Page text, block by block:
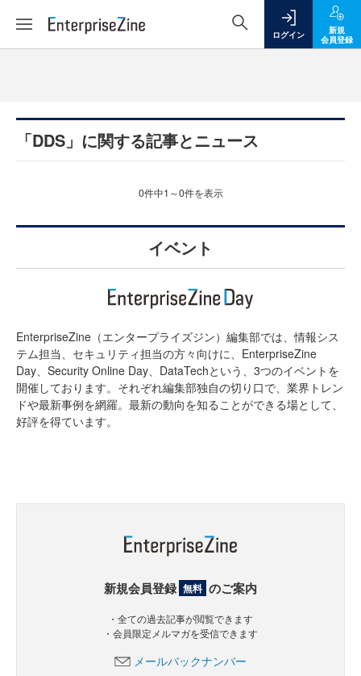
ログイン
新規
会員登録
「DDS」に関する記事とニュース
0件中1～0件を表示
イベント
EnterpriseZine（エンタープライズジン）編集部では、情報シス
テム担当、セキュリティ担当の方々向けに、EnterpriseZine
Day、Security Online Day、DataTechという、3つのイベントを
開催しております。それぞれ編集部独自の切り口で、業界トレン
ドや最新事例を網羅。最新の動向を知ることができる場として、
好評を得ています。
新規会員登録 無料 のご案内
・全ての過去記事が閲覧できます
・会員限定メルマガを受信できます
メールバックナンバー